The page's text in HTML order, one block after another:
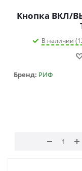
Кнопка ВКЛ/
В наличии
Бренд: РИФ